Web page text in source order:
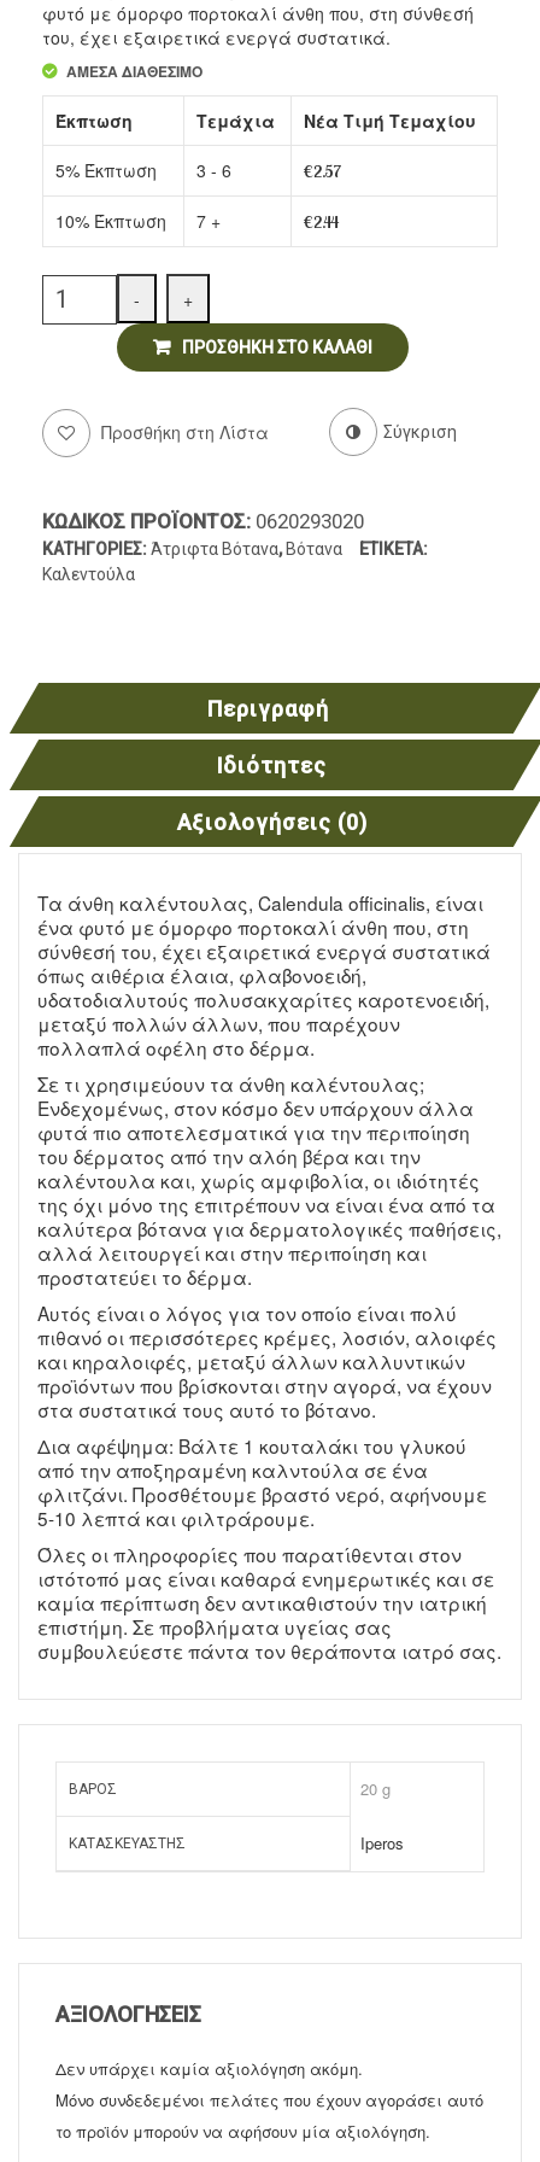
Ντελικατέσεν
Νιφάδες & Σπόροι Δημητριακών
φυτό με όμορφο πορτοκαλί άνθη που, στη σύνθεσή
του, έχει εξαιρετικά ενεργά συστατικά.
ΆΜΕΣΑ ΔΙΑΘΈΣΙΜΟ
Έκπτωση Τεμάχια Νέα Τιμή Τεμαχίου
5% Έκπτωση 3 - 6 €2.57
10% Έκπτωση 7 + €2.44
- +
ΠΡΟΣΘΉΚΗ ΣΤΟ ΚΑΛΆΘΙ
Προσθήκη στη Λίστα Σύγκριση
ΚΩΔΙΚΌΣ ΠΡΟΪΌΝΤΟΣ: 0620293020
ΚΑΤΗΓΟΡΊΕΣ:Άτριφτα Βότανα, Βότανα
ΕΤΙΚΈΤΑ:
Καλεντούλα
Περιγραφή
Ιδιότητες
Αξιολογήσεις (0)
Τα άνθη καλέντουλας, Calendula officinalis, είναι
ένα φυτό με όμορφο πορτοκαλί άνθη που, στη
σύνθεσή του, έχει εξαιρετικά ενεργά συστατικά
όπως αιθέρια έλαια, φλαβονοειδή,
υδατοδιαλυτούς πολυσακχαρίτες καροτενοειδή,
μεταξύ πολλών άλλων, που παρέχουν
πολλαπλά οφέλη στο δέρμα.
Σε τι χρησιμεύουν τα άνθη καλέντουλας;
Ενδεχομένως, στον κόσμο δεν υπάρχουν άλλα
φυτά πιο αποτελεσματικά για την περιποίηση
του δέρματος από την αλόη βέρα και την
καλέντουλα και, χωρίς αμφιβολία, οι ιδιότητές
της όχι μόνο της επιτρέπουν να είναι ένα από τα
καλύτερα βότανα για δερματολογικές παθήσεις,
αλλά λειτουργεί και στην περιποίηση και
προστατεύει το δέρμα.
Αυτός είναι ο λόγος για τον οποίο είναι πολύ
πιθανό οι περισσότερες κρέμες, λοσιόν, αλοιφές
και κηραλοιφές, μεταξύ άλλων καλλυντικών
προϊόντων που βρίσκονται στην αγορά, να έχουν
στα συστατικά τους αυτό το βότανο.
Δια αφέψημα: Βάλτε 1 κουταλάκι του γλυκού
από την αποξηραμένη καλντούλα σε ένα
φλιτζάνι. Προσθέτουμε βραστό νερό, αφήνουμε
5-10 λεπτά και φιλτράρουμε.
Όλες οι πληροφορίες που παρατίθενται στον
ιστότοπό μας είναι καθαρά ενημερωτικές και σε
καμία περίπτωση δεν αντικαθιστούν την ιατρική
επιστήμη. Σε προβλήματα υγείας σας
συμβουλεύεστε πάντα τον θεράποντα ιατρό σας.
ΒΆΡΟΣ 20 g
ΚΑΤΑΣΚΕΥΑΣΤΉΣ Iperos
ΑΞΙΟΛΟΓΉΣΕΙΣ
Δεν υπάρχει καμία αξιολόγηση ακόμη.
Μόνο συνδεδεμένοι πελάτες που έχουν αγοράσει αυτό
το προϊόν μπορούν να αφήσουν μία αξιολόγηση.